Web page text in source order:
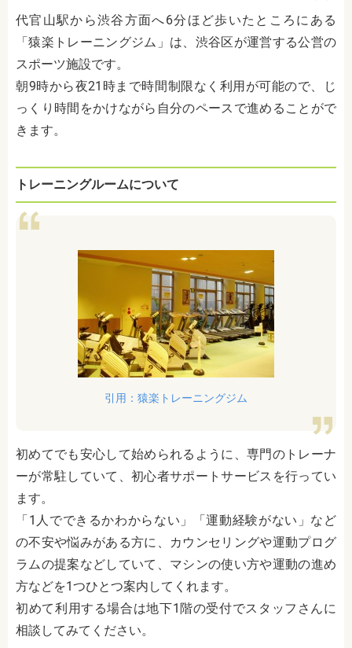
代官山駅から渋谷方面へ6分ほど歩いたところにある
「猿楽トレーニングジム」は、渋谷区が運営する公営の
スポーツ施設です。
朝9時から夜21時まで時間制限なく利用が可能ので、じ
っくり時間をかけながら自分のペースで進めることがで
きます。
トレーニングルームについて
引用：猿楽トレーニングジム
初めてでも安心して始められるように、専門のトレーナ
ーが常駐していて、初心者サポートサービスを行ってい
ます。
「1人でできるかわからない」「運動経験がない」など
の不安や悩みがある方に、カウンセリングや運動プログ
ラムの提案などしていて、マシンの使い方や運動の進め
方などを1つひとつ案内してくれます。
初めて利用する場合は地下1階の受付でスタッフさんに
相談してみてください。